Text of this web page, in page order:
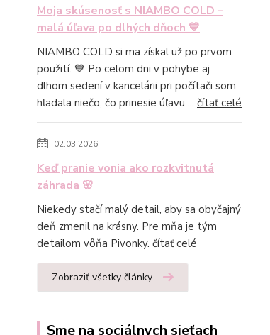
Moja skúsenosť s NIAMBO COLD –
malá úľava po dlhých dňoch 💙
NIAMBO COLD si ma získal už po prvom
použití. 💙 Po celom dni v pohybe aj
dlhom sedení v kancelárii pri počítači som
hľadala niečo, čo prinesie úľavu ... čítať celé
02.03.2026
Keď pranie vonia ako rozkvitnutá
záhrada 🌸
Niekedy stačí malý detail, aby sa obyčajný
deň zmenil na krásny. Pre mňa je tým
detailom vôňa Pivonky. čítať celé
Zobraziť všetky články
Sme na sociálnych sieťach